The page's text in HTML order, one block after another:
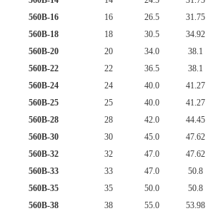
560B-16
16 26.5 31.75
560B-18
18 30.5 34.92
560B-20
20 34.0 38.1
560B-22
22 36.5 38.1
560B-24
24 40.0 41.27
560B-25
25 40.0 41.27
560B-28
28 42.0 44.45
560B-30
30 45.0 47.62
560B-32
32 47.0 47.62
560B-33
33 47.0 50.8
560B-35
35 50.0 50.8
560B-38
38 55.0 53.98